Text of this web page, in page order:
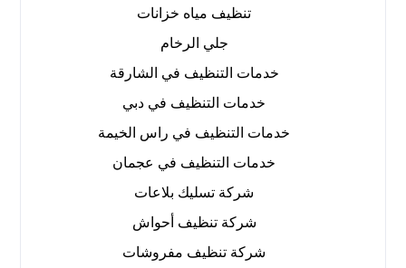
تنظيف مياه خزانات
جلي الرخام
خدمات التنظيف في الشارقة
خدمات التنظيف في دبي
خدمات التنظيف في راس الخيمة
خدمات التنظيف في عجمان
شركة تسليك بلاعات
شركة تنظيف أحواش
شركة تنظيف مفروشات